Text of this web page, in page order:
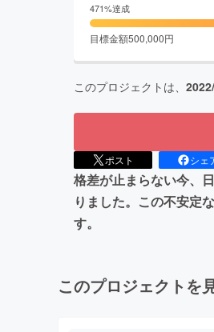
471%達成
目標金額500,000円
このプロジェクトは、
ポスト シェ
格差が止まらない今、
りました。この不安定
す。
このプロジェクトを